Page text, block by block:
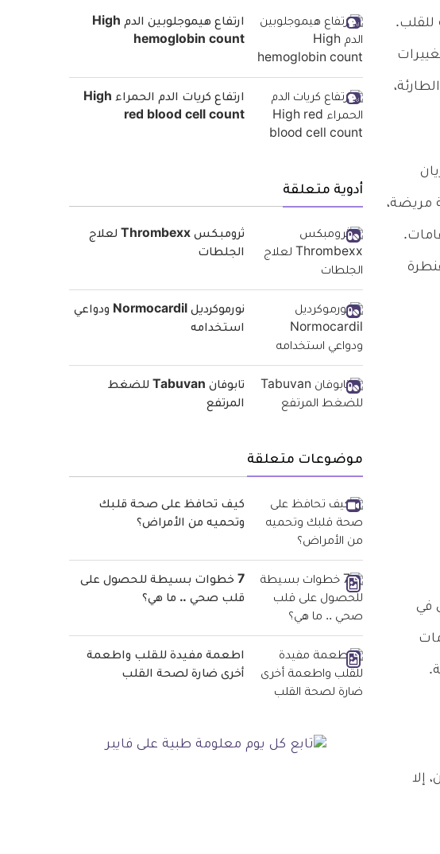
للقلب.
مريضة،
في
إلا
ارتفاع هيموجلوبين الدم High
hemoglobin count
ارتفاع كريات الدم الحمراء High
red blood cell count
أدوية متعلقة
ثرومبكس Thrombexx لعلاج
الجلطات
نورموكرديل Normocardil ودواعي
استخدامه
تابوفان Tabuvan للضغط
المرتفع
موضوعات متعلقة
كيف تحافظ على صحة قلبك
وتحميه من الأمراض؟
7 خطوات بسيطة للحصول على
قلب صحي .. ما هي؟
اطعمة مفيدة للقلب واطعمة
أخرى ضارة لصحة القلب